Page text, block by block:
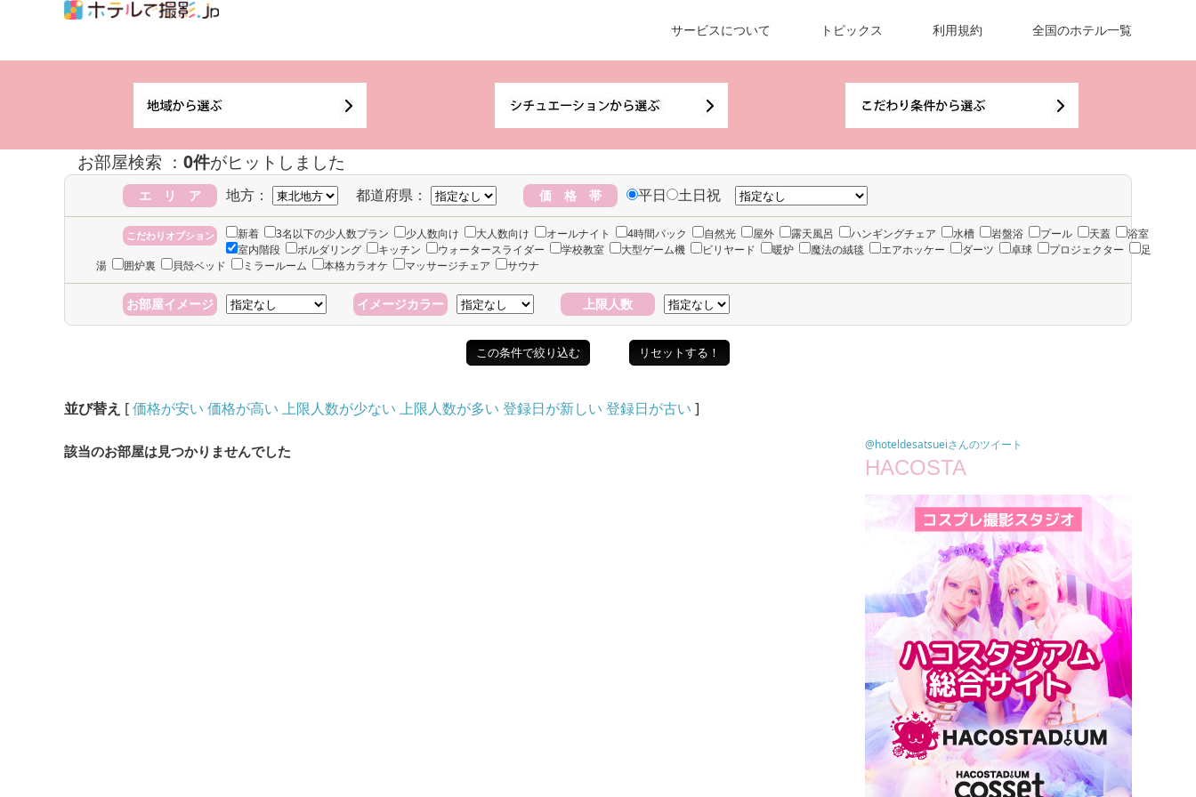
サービスについて トピックス 利用規約 全国のホテル一覧
お部屋検索 ： 0件がヒットしました
エ リ ア 地方： 都道府県： 価 格 帯 平日 土日祝
こだわりオプション 新着 3名以下の少人数プラン 少人数向け 大人数向け オールナイト 4時間パック 自然光 屋外 露天風呂 ハンギングチェア 水槽 岩盤浴 プール 天蓋
浴室
室内階段
ボルダリング キッチン ウォータースライダー 学校教室 大型ゲーム機 ビリヤード 暖炉 魔法の絨毯 エアホッケー ダーツ 卓球 プロジェクター
足
湯
囲炉裏 貝殻ベッド ミラールーム 本格カラオケ マッサージチェア サウナ
お部屋イメージ イメージカラー 上限人数
並び替え [価格が安い 価格が高い 上限人数が少ない 上限人数が多い 登録日が新しい 登録日が古い ]
該当のお部屋は見つかりませんでした @hoteldesatsueiさんのツイート
HACOSTA